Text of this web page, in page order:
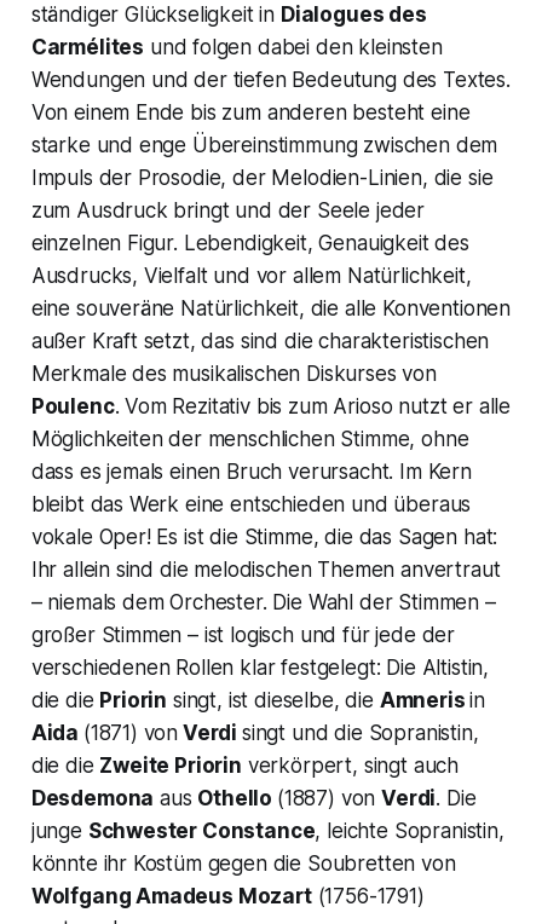
ständiger Glückseligkeit in Dialogues des
Carmélites und folgen dabei den kleinsten
Wendungen und der tiefen Bedeutung des Textes.
Von einem Ende bis zum anderen besteht eine
starke und enge Übereinstimmung zwischen dem
Impuls der Prosodie, der Melodien-Linien, die sie
zum Ausdruck bringt und der Seele jeder
einzelnen Figur. Lebendigkeit, Genauigkeit des
Ausdrucks, Vielfalt und vor allem Natürlichkeit,
eine souveräne Natürlichkeit, die alle Konventionen
außer Kraft setzt, das sind die charakteristischen
Merkmale des musikalischen Diskurses von
Poulenc. Vom Rezitativ bis zum Arioso nutzt er alle
Möglichkeiten der menschlichen Stimme, ohne
dass es jemals einen Bruch verursacht. Im Kern
bleibt das Werk eine entschieden und überaus
vokale Oper! Es ist die Stimme, die das Sagen hat:
Ihr allein sind die melodischen Themen anvertraut
– niemals dem Orchester. Die Wahl der Stimmen –
großer Stimmen – ist logisch und für jede der
verschiedenen Rollen klar festgelegt: Die Altistin,
die die Priorin singt, ist dieselbe, die Amnerisin
Aida (1871) von Verdi singt und die Sopranistin,
die die Zweite Priorin verkörpert, singt auch
Desdemona aus Othello (1887) vonVerdi. Die
junge Schwester Constance, leichte Sopranistin,
könnte ihr Kostüm gegen die Soubretten von
Wolfgang Amadeus Mozart(1756-1791)